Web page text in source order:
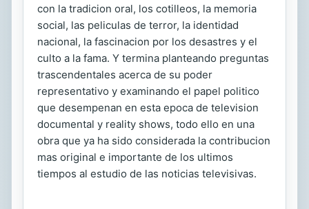
con la tradicion oral, los cotilleos, la memoria
social, las peliculas de terror, la identidad
nacional, la fascinacion por los desastres y el
culto a la fama. Y termina planteando preguntas
trascendentales acerca de su poder
representativo y examinando el papel politico
que desempenan en esta epoca de television
documental y reality shows, todo ello en una
obra que ya ha sido considerada la contribucion
mas original e importante de los ultimos
tiempos al estudio de las noticias televisivas.